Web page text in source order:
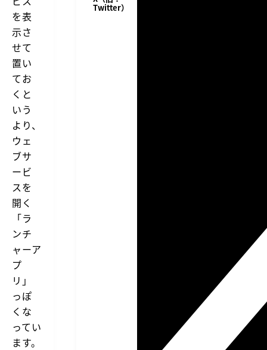
を表
示さ
せて
置い
てお
くと
いう
より、
ウェ
ブサ
ービ
スを
開く
「ラ
ンチ
ャーア
プ
リ」
っぽ
くな
ってい
ます。
Twitter）